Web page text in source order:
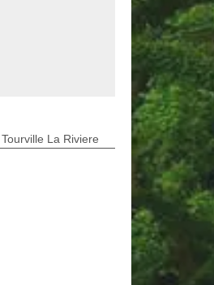
La Riviere